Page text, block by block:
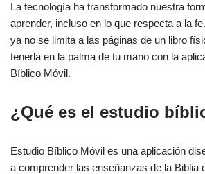
La tecnología ha transformado nuestra
aprender, incluso en lo que respecta a la
ya no se limita a las páginas de un libro
tenerla en la palma de tu mano con la
Bíblico Móvil.
¿Qué es el estudio
Estudio Bíblico Móvil es una aplicación
a comprender las enseñanzas de la Biblia